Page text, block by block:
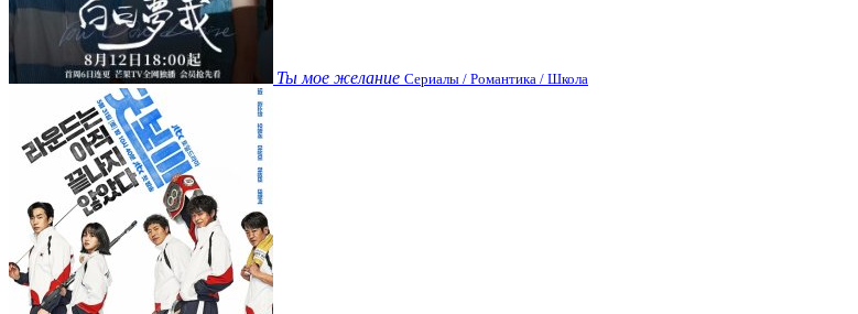
Ты мое желание Сериалы / Романтика / Школа